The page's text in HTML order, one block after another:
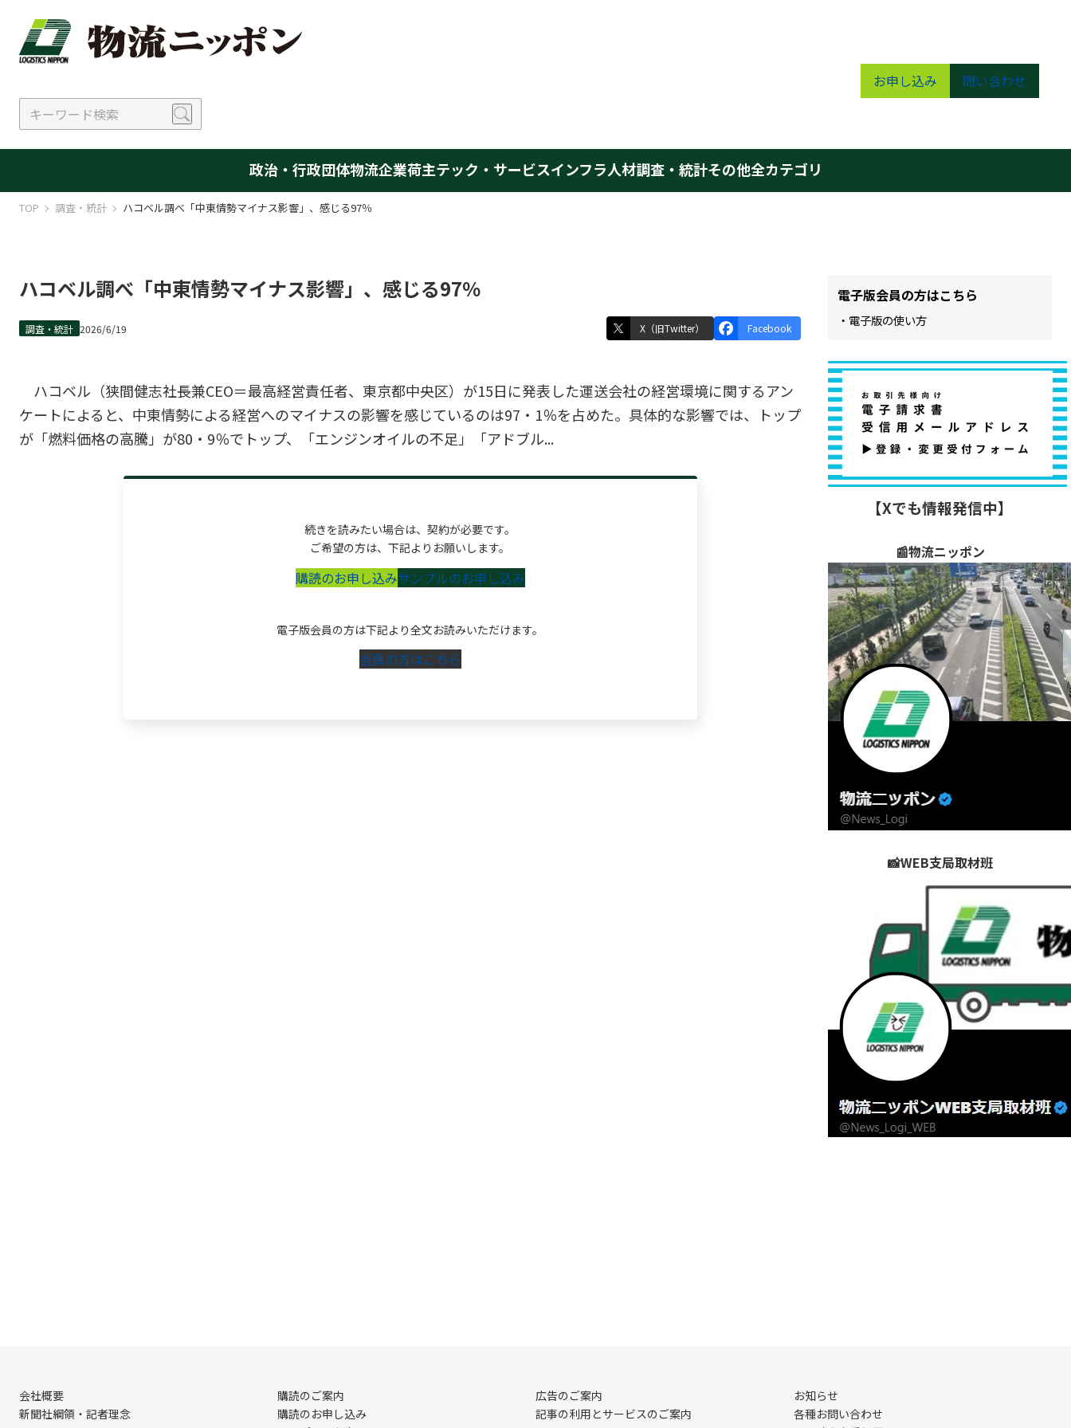
お申し込み 問い合わせ
政治・行政団体物流企業荷主テック・サービスインフラ人材調査・統計その他全カテゴリ
TOP 調査・統計 ハコベル調べ「中東情勢マイナス影響」、感じる97％
ハコベル調べ「中東情勢マイナス影響」、感じる97％
調査・統計 2026/6/19 X（旧Twitter） Facebook
ハコベル（狭間健志社長兼CEO＝最高経営責任者、東京都中央区）が15日に発表した運送会社の経営環境に関するアン
ケートによると、中東情勢による経営へのマイナスの影響を感じているのは97・1％を占めた。具体的な影響では、トップ
が「燃料価格の高騰」が80・9％でトップ、「エンジンオイルの不足」「アドブル...
続きを読みたい場合は、契約が必要です。
ご希望の方は、下記よりお願いします。
購読のお申し込みサンプルのお申し込み
電子版会員の方は下記より全文お読みいただけます。
会員の方はこちら
電子版会員の方はこちら
・電子版の使い方
【Xでも情報発信中】
📰物流ニッポン
📸WEB支局取材班
会社概要
新聞社綱領・記者理念
購読のご案内
購読のお申し込み
広告のご案内
記事の利用とサービスのご案内
お知らせ
各種お問い合わせ